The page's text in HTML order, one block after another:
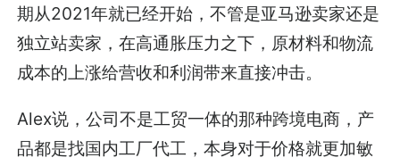
期从2021年就已经开始，不管是亚马逊卖家还是
独立站卖家，在高通胀压力之下，原材料和物流
成本的上涨给营收和利润带来直接冲击。
Alex说，公司不是工贸一体的那种跨境电商，产
品都是找国内工厂代工，本身对于价格就更加敏